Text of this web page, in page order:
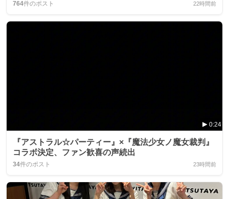
764件のポスト 22時間前
0:24
『アストラル☆パーティー』×『魔法少女ノ魔女裁判』
コラボ決定、ファン歓喜の声続出
34件のポスト 23時間前